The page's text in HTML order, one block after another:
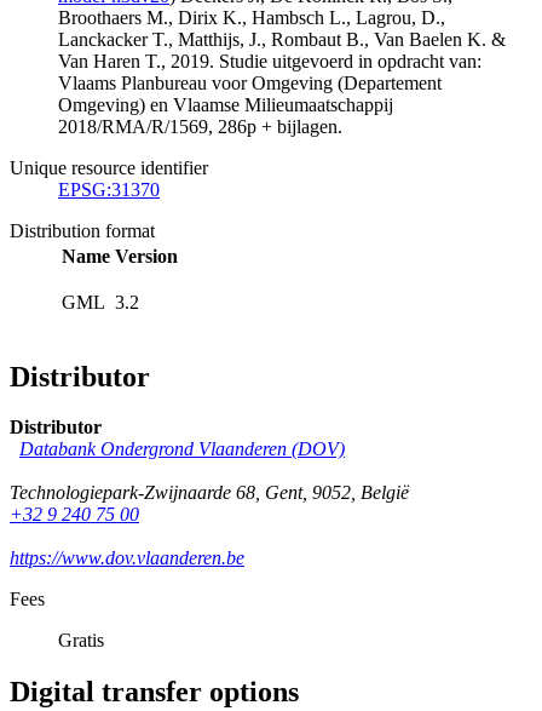
Broothaers M., Dirix K., Hambsch L., Lagrou, D.,
Lanckacker T., Matthijs, J., Rombaut B., Van Baelen K. &
Van Haren T., 2019. Studie uitgevoerd in opdracht van:
Vlaams Planbureau voor Omgeving (Departement
Omgeving) en Vlaamse Milieumaatschappij
2018/RMA/R/1569, 286p + bijlagen.
Unique resource identifier
EPSG:31370
Distribution format
Name Version
GML 3.2
Distributor
Distributor
Databank Ondergrond Vlaanderen (DOV)
Technologiepark-Zwijnaarde 68, Gent, 9052, België
+32 9 240 75 00
https://www.dov.vlaanderen.be
Fees
Gratis
Digital transfer options